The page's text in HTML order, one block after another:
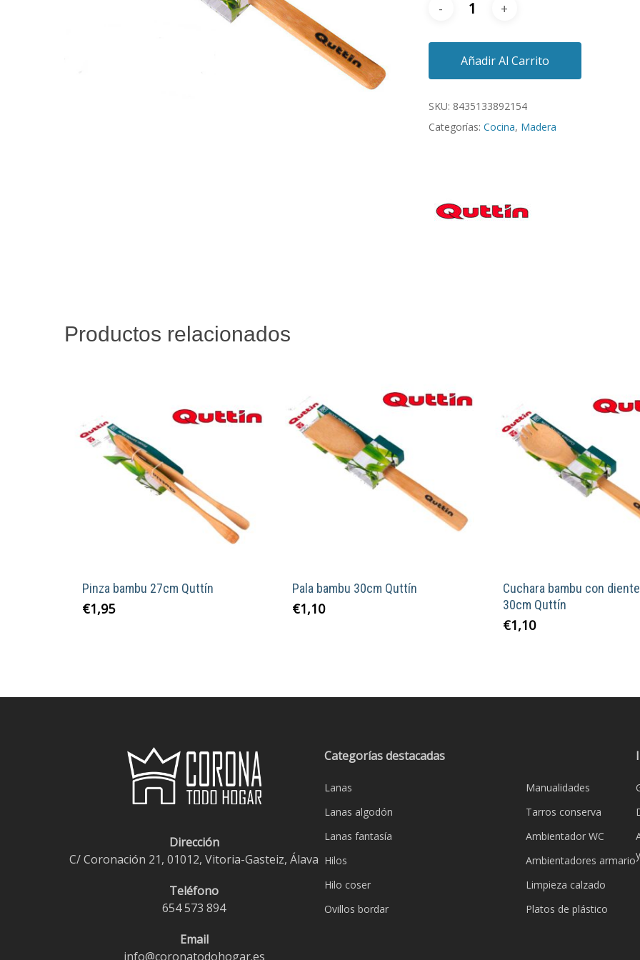
Añadir Al Carrito
SKU: 8435133892154
Categorías: Cocina, Madera
Productos relacionados
Pinza bambu 27cm Quttín
€1,95
Pala bambu 30cm Quttín
€1,10
Cuchara bambu con
30cm Quttín
€1,10
Dirección
C/ Coronación 21, 01012, Vitoria-Gasteiz, Álava
Teléfono
654 573 894
Email
info@coronatodohogar.es
Categorías destacadas
Lanas
Lanas algodón
Lanas fantasía
Hilos
Hilo coser
Ovillos bordar
Manualidades
Tarros conserva
Ambientador WC
Ambientadores armario
Limpieza calzado
Platos de plástico